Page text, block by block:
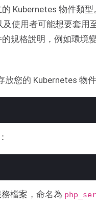
的 Kubernetes 物件類
及使用者可能想要套用
規格說明，例如環境
您的 Kubernetes 物
檔案，命名為